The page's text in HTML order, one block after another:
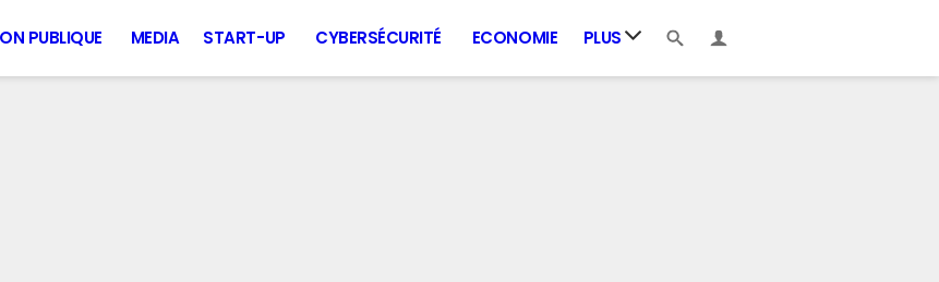
PUBLIQUE MEDIA START-UP CYBERSÉCURITÉ ECONOMIE PLUS